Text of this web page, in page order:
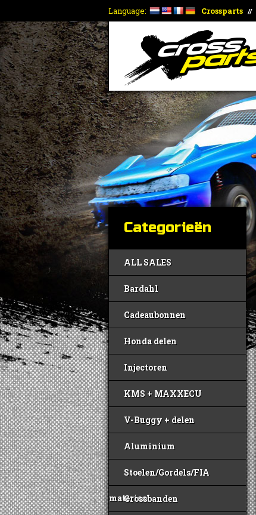
Language: Crossparts //
Categorieën
ALL SALES
Bardahl
Cadeaubonnen
Honda delen
Injectoren
KMS + MAXXECU
V-Buggy + delen
Aluminium
Stoelen/Gordels/FIA
materiaal
Crossbanden